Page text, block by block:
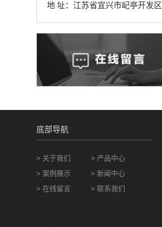
地 址：江苏省宜兴市屺亭开发区
底部导航
> 关于我们 > 产品中心
> 案例展示 > 新闻中心
> 在线留言 > 联系我们